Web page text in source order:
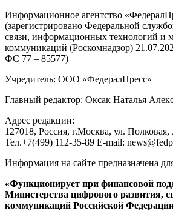
Информационное агентство
(зарегистрировано Федеральной
связи, информационных технологий и
коммуникаций (Роскомнадзор)
ФС 77 – 85577)
Учредитель: ООО «ФедералПресс»
Главный редактор: Оксак Наталья
Адрес редакции:
127018, Россия, г.Москва, ул. Полковая,
Тел.+7(499) 112-35-89 E-mail:
Информация на сайте предназначена
«Функционирует при финансовой
Министерства цифрового развития,
коммуникаций Российской